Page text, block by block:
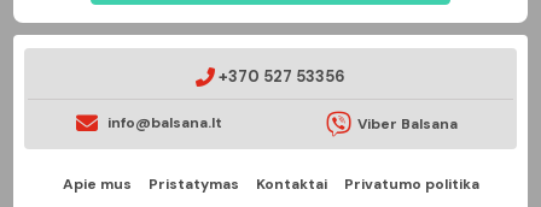
+370 527 53356
info@balsana.lt Viber Balsana
Apie mus Pristatymas Kontaktai
Privatumo politika